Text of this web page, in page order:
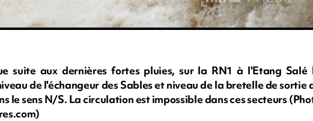
suite aux dernières fortes pluies, sur la RN1 à l'Etang Salé
de l'échangeur des Sables et niveau de la bretelle de sortie
le sens N/S. La circulation est impossible dans ces secteurs